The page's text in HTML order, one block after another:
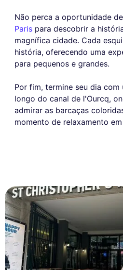
Não perca a oportunidade
Paris para descobrir a
magnífica cidade. Cada
história, oferecendo uma
para pequenos e grandes.
Por fim, termine seu dia com
longo do canal de l'Ourcq,
admirar as barcaças
momento de relaxamento